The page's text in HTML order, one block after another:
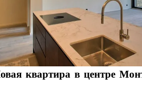
квартира в центре